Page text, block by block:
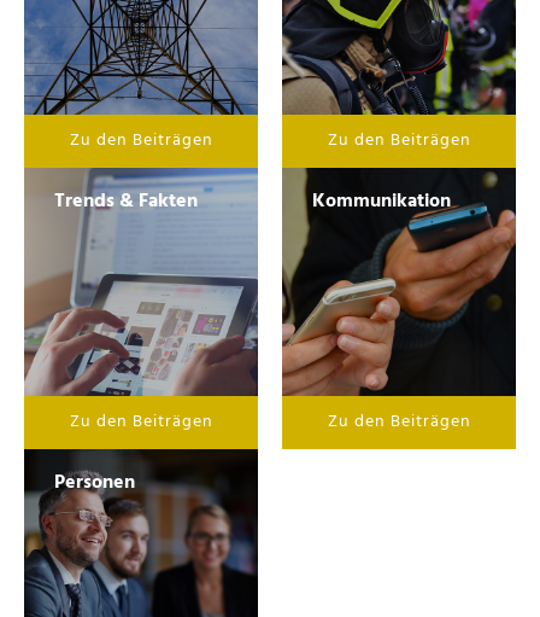
Zu den Beiträgen Zu den Beiträgen
Trends & Fakten
Zu den Beiträgen
Kommunikation
Zu den Beiträgen
Personen